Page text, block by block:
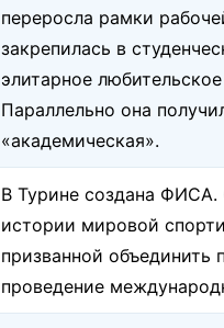
переросла рамки
закрепилась в
элитарное
Параллельно она
«академическая».
В Турине создана ФИСА.
истории мировой
призванной объединить
проведение